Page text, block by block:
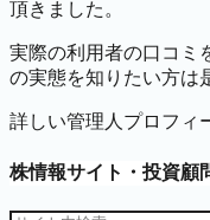
頂きました。
実際の利用者の口コミ
の実態を知りたい方は
詳しい管理人プロフィ
株情報サイト・投資顧